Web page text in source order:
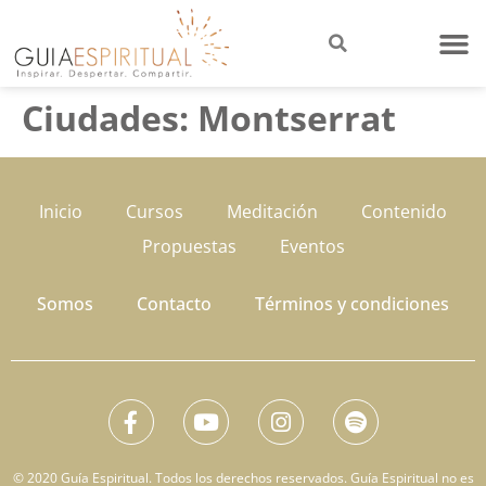
Ciudades: Montserrat
Inicio Cursos Meditación
Contenido
Propuestas
Eventos
Somos Contacto Términos y condiciones
© 2020 Guía Espiritual. Todos los derechos reservados. Guía Espiritual no es